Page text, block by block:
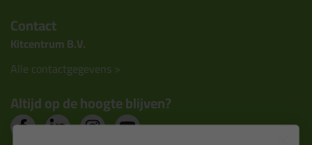
Contact
Kitcentrum B.V.
Alle contactgegevens >
Altijd op de hoogte blijven?